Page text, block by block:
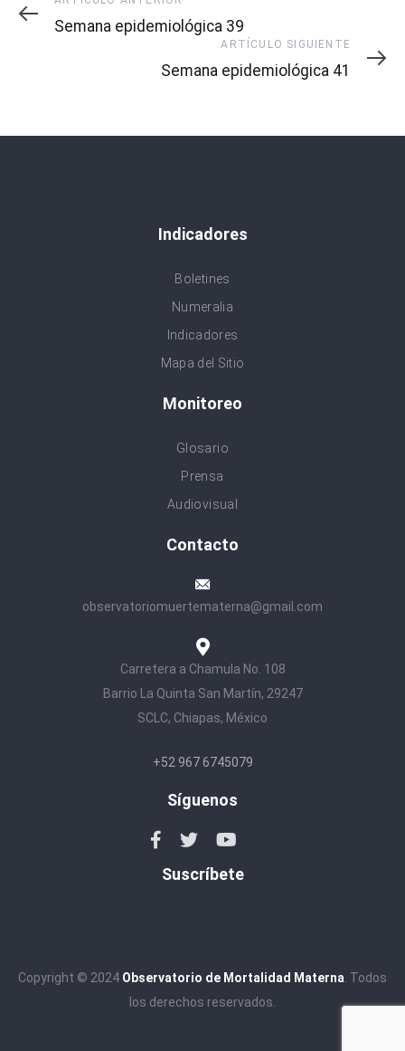
Anterior
Semana epidemiológica 39
Siguiente
ARTÍCULO SIGUIENTE
Semana epidemiológica 41
Indicadores
Boletines
Numeralia
Indicadores
Mapa del Sitio
Monitoreo
Glosario
Prensa
Audiovisual
Contacto
observatoriomuertematerna@gmail.com
Carretera a Chamula No. 108
Barrio La Quinta San Martín, 29247
SCLC, Chiapas, México
+52 967 6745079
Síguenos
Suscríbete
Copyright © 2024 Observatorio de Mortalidad Materna . Todos
los derechos reservados.